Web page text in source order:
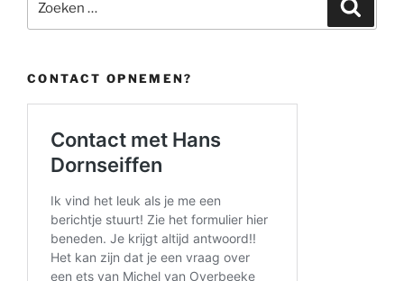
naar:
CONTACT OPNEMEN?